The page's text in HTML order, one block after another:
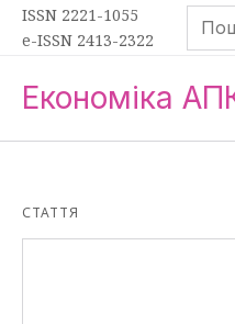
ISSN 2221-1055
e-ISSN 2413-2322
Економіка
СТАТТЯ